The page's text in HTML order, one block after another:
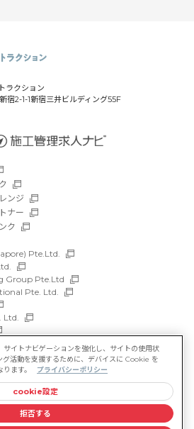
ラクション
2-1-1新宿三井ビルディング55F
ンジ
ナー
ク
Pte.Ltd.
Group Pte.Ltd
Pte. Ltd.
Ltd.
Pty. Ltd.
Limited
クホルダー方針
プライバシーポリシー
サイトナビゲーションを強化し、サイトの使用状
グ活動を支援するために、デバイスに Cookie を
ます。
プライバシーポリシー
cookie設定
拒否する